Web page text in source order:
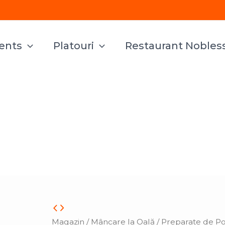
Platouri Restaurant
Magazin / Mâncare la Oală / Preparate de
Cantitate
Iahnie